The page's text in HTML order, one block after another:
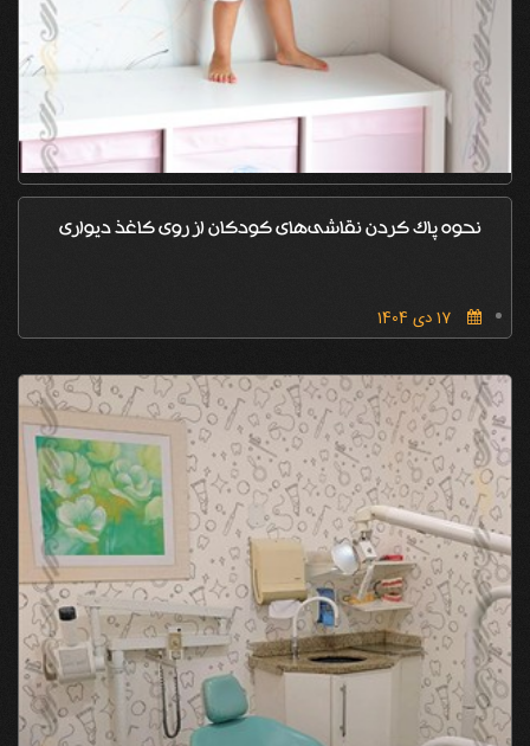
نحوه پاک کردن نقاشی‌های کودکان از روی کاغذ دیواری